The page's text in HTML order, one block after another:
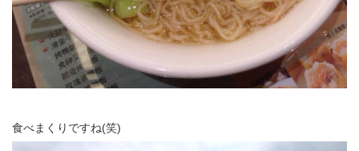
食べまくりですね(笑)